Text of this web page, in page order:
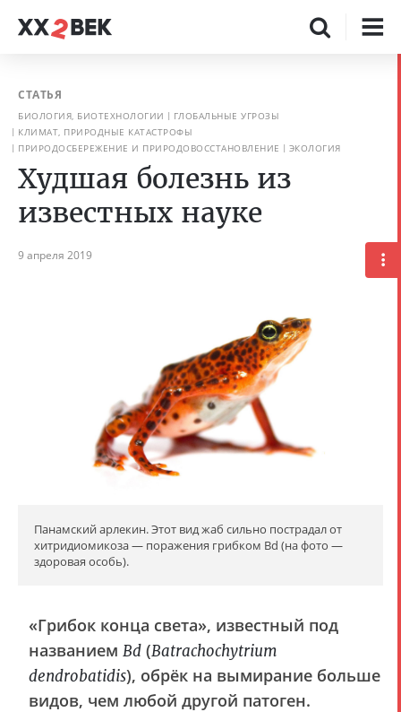
СТАТЬЯ
БИОЛОГИЯ, БИОТЕХНОЛОГИИ
ГЛОБАЛЬНЫЕ УГРОЗЫ
КЛИМАТ, ПРИРОДНЫЕ КАТАСТРОФЫ
ПРИРОДОСБЕРЕЖЕНИЕ И ПРИРОДОВОССТАНОВЛЕНИЕ
ЭКОЛОГИЯ
Худшая болезнь из
известных науке
9 апреля 2019
Панамский арлекин. Этот вид жаб сильно пострадал от
хитридиомикоза — поражения грибком Bd (на фото —
здоровая особь).
«Грибок конца света», известный под
названием Bd (Batrachochytrium
dendrobatidis), обрёк на вымирание больше
видов, чем любой другой патоген.